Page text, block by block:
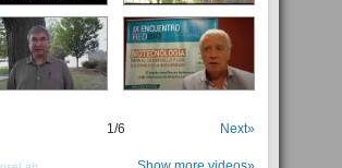
1/6 Next»